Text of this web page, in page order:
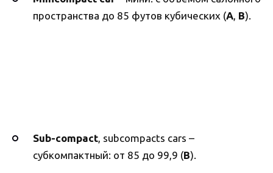
пространства до 85 футов кубических (A, B).
Sub-compact, subcompacts cars –
субкомпактный: от 85 до 99,9 (B).